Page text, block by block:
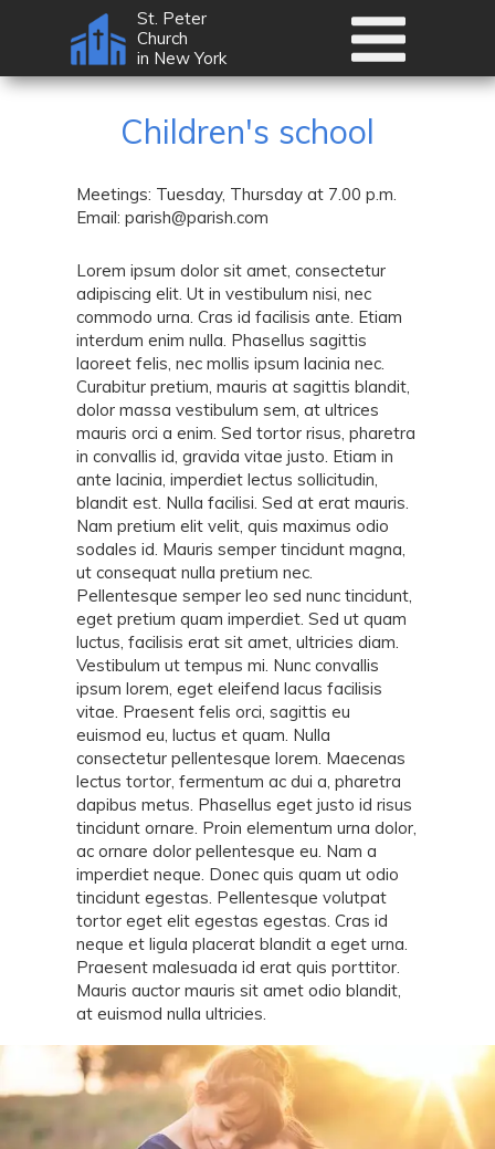
St. Peter
Church
in New York
Children's school
Meetings: Tuesday, Thursday at 7.00 p.m.
Email: parish@parish.com
Lorem ipsum dolor sit amet, consectetur
adipiscing elit. Ut in vestibulum nisi, nec
commodo urna. Cras id facilisis ante. Etiam
interdum enim nulla. Phasellus sagittis
laoreet felis, nec mollis ipsum lacinia nec.
Curabitur pretium, mauris at sagittis blandit,
dolor massa vestibulum sem, at ultrices
mauris orci a enim. Sed tortor risus, pharetra
in convallis id, gravida vitae justo. Etiam in
ante lacinia, imperdiet lectus sollicitudin,
blandit est. Nulla facilisi. Sed at erat mauris.
Nam pretium elit velit, quis maximus odio
sodales id. Mauris semper tincidunt magna,
ut consequat nulla pretium nec.
Pellentesque semper leo sed nunc tincidunt,
eget pretium quam imperdiet. Sed ut quam
luctus, facilisis erat sit amet, ultricies diam.
Vestibulum ut tempus mi. Nunc convallis
ipsum lorem, eget eleifend lacus facilisis
vitae. Praesent felis orci, sagittis eu
euismod eu, luctus et quam. Nulla
consectetur pellentesque lorem. Maecenas
lectus tortor, fermentum ac dui a, pharetra
dapibus metus. Phasellus eget justo id risus
tincidunt ornare. Proin elementum urna dolor,
ac ornare dolor pellentesque eu. Nam a
imperdiet neque. Donec quis quam ut odio
tincidunt egestas. Pellentesque volutpat
tortor eget elit egestas egestas. Cras id
neque et ligula placerat blandit a eget urna.
Praesent malesuada id erat quis porttitor.
Mauris auctor mauris sit amet odio blandit,
at euismod nulla ultricies.